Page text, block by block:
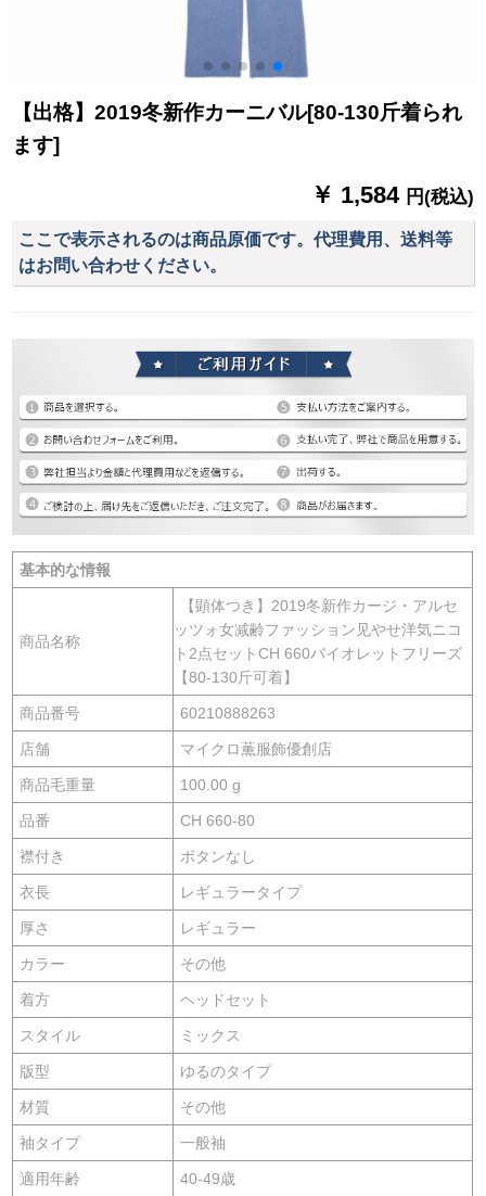
【出格】2019冬新作カーニバル[80-130斤着られ
ます]
￥ 1,584 円(税込)
ここで表示されるのは商品原価です。代理費用、送料等
はお問い合わせください。
基本的な情報
商品名称
【顕体つき】2019冬新作カージ・アルセ
ッツォ女减齢ファッション见やせ洋気ニコ
ト2点セットCH 660バイオレットフリーズ
【80-130斤可着】
商品番号 60210888263
店舗 マイクロ薫服飾優創店
商品毛重量 100.00 g
品番 CH 660-80
襟付き ボタンなし
衣長 レギュラータイプ
厚さ レギュラー
カラー その他
着方 ヘッドセット
スタイル ミックス
版型 ゆるのタイプ
材質 その他
袖タイプ 一般袖
適用年齢 40-49歳